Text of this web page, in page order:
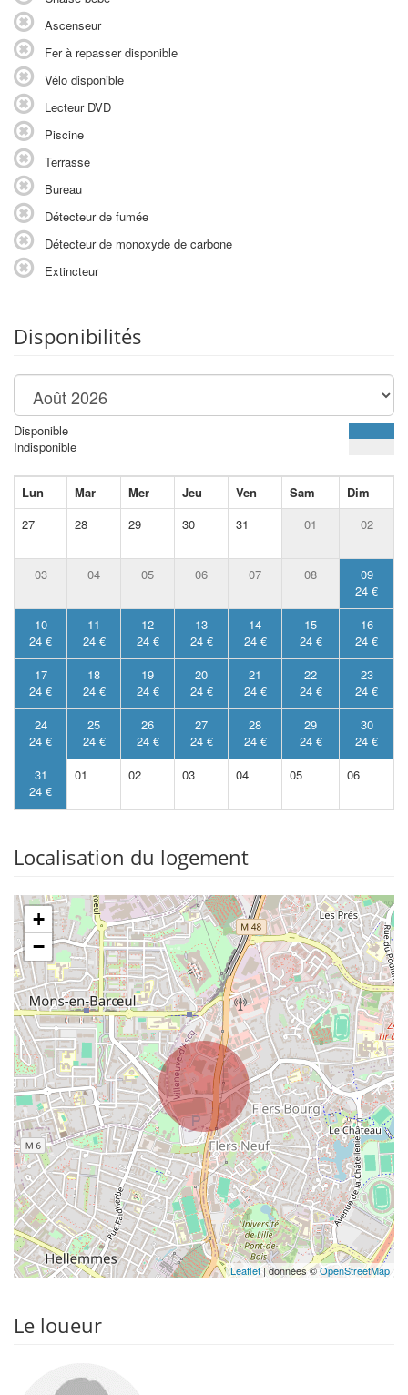
Ascenseur
Fer à repasser disponible
Vélo disponible
Lecteur DVD
Piscine
Terrasse
Bureau
Détecteur de fumée
Détecteur de monoxyde de carbone
Extincteur
Disponibilités
Disponible
Indisponible
Lun Mar Mer Jeu Ven Sam
Dim
27
28 29 30 31 01 02
03 04 05 06 07 08
09
24 €
10
24 €
11
24 €
12
24 €
13
24 €
14
24 €
15
24 €
16
24 €
17
24 €
18
24 €
19
24 €
20
24 €
21
24 €
22
24 €
23
24 €
24
24 €
25
24 €
26
24 €
27
24 €
28
24 €
29
24 €
30
24 €
31
24 €
01 02 03 04 05 06
Localisation du logement
+
−
Leaflet| données ©OpenStreetMap
Le loueur